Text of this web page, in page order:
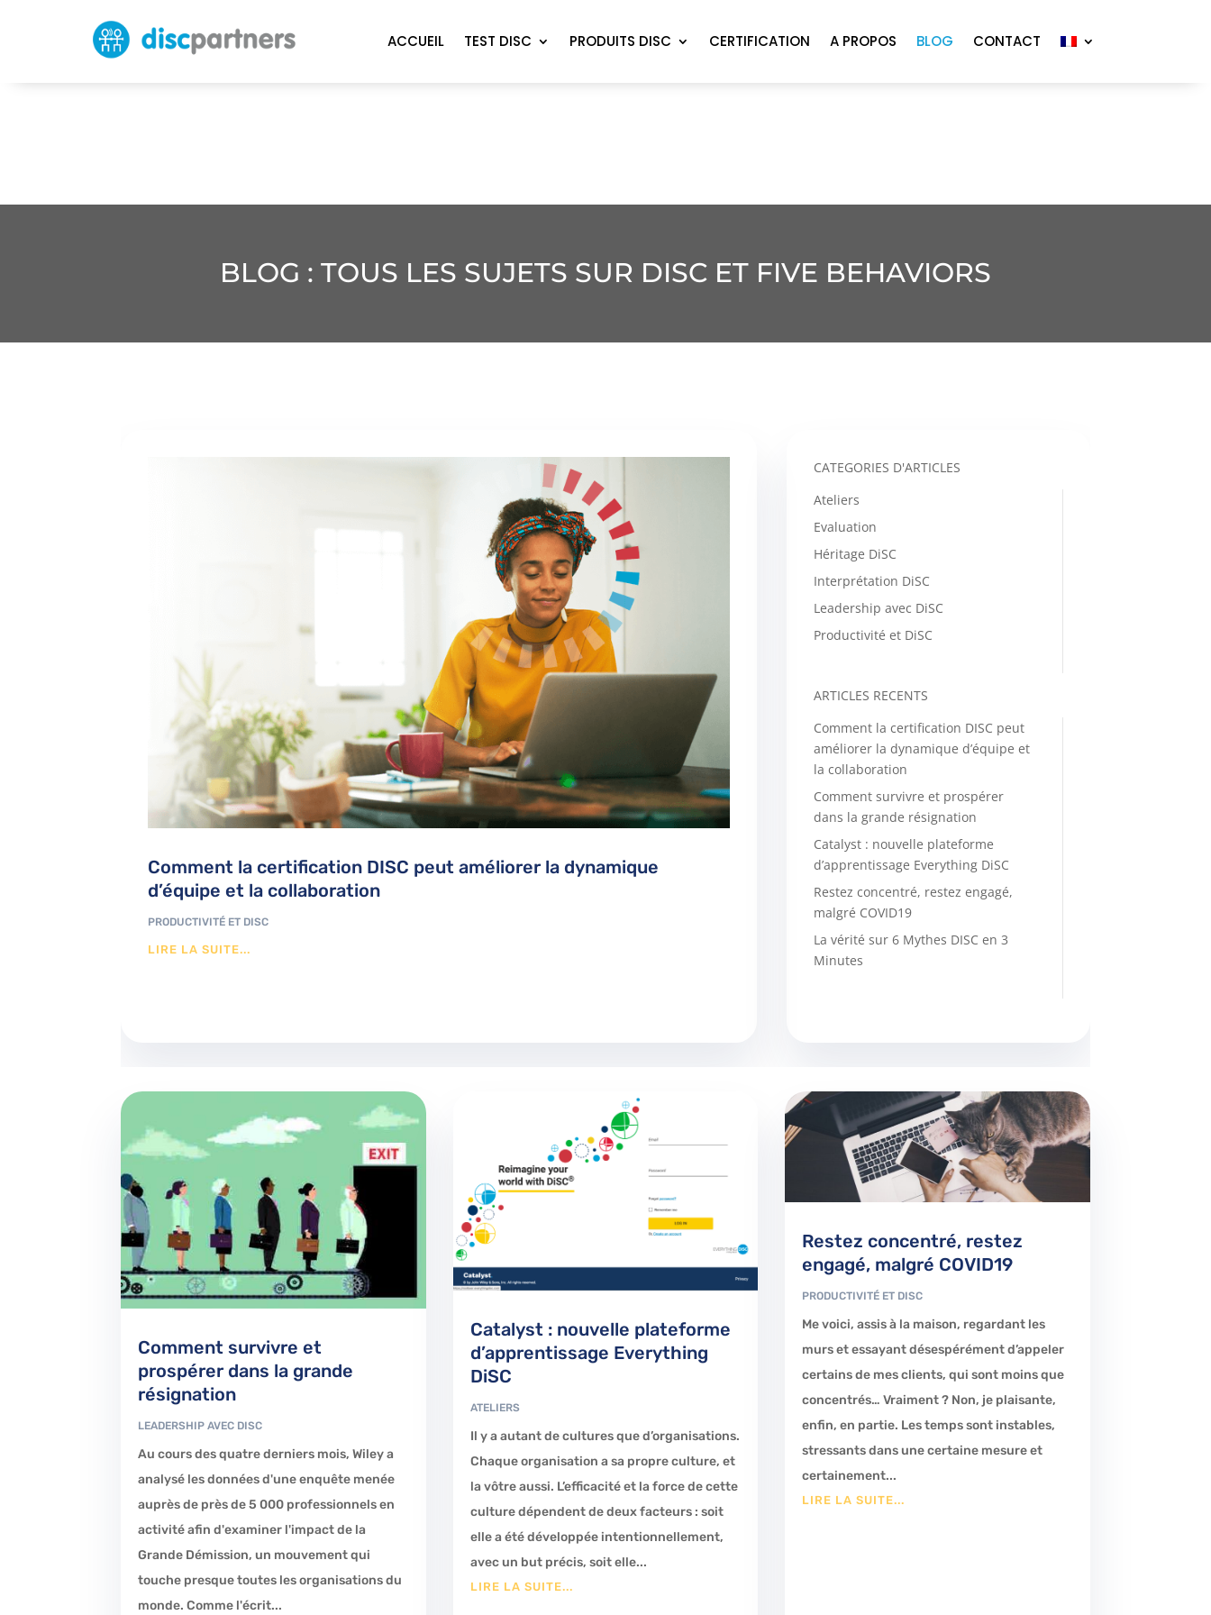
ACCUEIL TEST DISC PRODUITS DISC CERTIFICATION A PROPOS BLOG CONTACT
BLOG : TOUS LES SUJETS SUR DISC ET FIVE BEHAVIORS
Comment la certification DISC peut améliorer la dynamique
d’équipe et la collaboration
PRODUCTIVITÉ ET DISC
LIRE LA SUITE...
CATEGORIES D'ARTICLES
Ateliers
Evaluation
Héritage DiSC
Interprétation DiSC
Leadership avec DiSC
Productivité et DiSC
ARTICLES RECENTS
Comment la certification DISC peut
améliorer la dynamique d’équipe et
la collaboration
Comment survivre et prospérer
dans la grande résignation
Catalyst : nouvelle plateforme
d’apprentissage Everything DiSC
Restez concentré, restez engagé,
malgré COVID19
La vérité sur 6 Mythes DISC en 3
Minutes
Comment survivre et
prospérer dans la grande
résignation
LEADERSHIP AVEC DISC
Au cours des quatre derniers mois, Wiley a
analysé les données d'une enquête menée
auprès de près de 5 000 professionnels en
activité afin d'examiner l'impact de la
Grande Démission, un mouvement qui
touche presque toutes les organisations du
monde. Comme l'écrit...
Catalyst : nouvelle plateforme
d’apprentissage Everything
DiSC
ATELIERS
Il y a autant de cultures que d’organisations.
Chaque organisation a sa propre culture, et
la vôtre aussi. L’efficacité et la force de cette
culture dépendent de deux facteurs : soit
elle a été développée intentionnellement,
avec un but précis, soit elle...
LIRE LA SUITE...
Restez concentré, restez
engagé, malgré COVID19
PRODUCTIVITÉ ET DISC
Me voici, assis à la maison, regardant les
murs et essayant désespérément d’appeler
certains de mes clients, qui sont moins que
concentrés… Vraiment ? Non, je plaisante,
enfin, en partie. Les temps sont instables,
stressants dans une certaine mesure et
certainement...
LIRE LA SUITE...